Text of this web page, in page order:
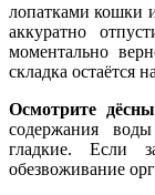
лопатками кошки
аккуратно
моментально
складка остаётся
Осмотрите дёсны
содержания
гладкие. Если
обезвоживание